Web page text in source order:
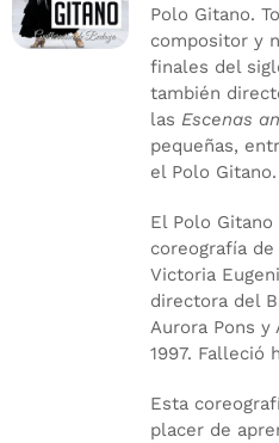
Polo Gitano.
compositor y
finales del
también
las Escenas
pequeñas,
el Polo Gitano.
El Polo
coreografía
Victoria
directora del
Aurora Pons y
1997. Falleció
Esta
placer de